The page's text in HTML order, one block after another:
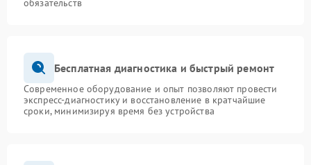
обязательств
Бесплатная диагностика и быстрый ремонт
Современное оборудование и опыт позволяют провести
экспресс-диагностику и восстановление в кратчайшие
сроки, минимизируя время без устройства